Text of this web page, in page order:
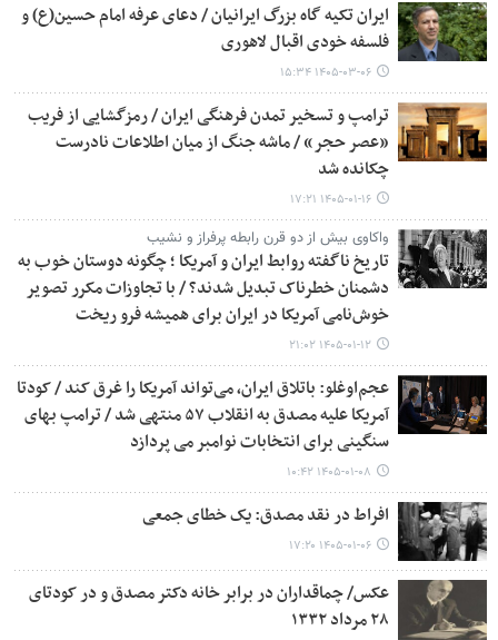
ایران تکیه گاه بزرگ ایرانیان / دعای عرفه امام حسین(ع) و
فلسفه خودی اقبال لاهوری
۱۴۰۵-۰۳-۰۶ ۱۵:۳۴
ترامپ و تسخیر تمدن فرهنگی ایران / رمزگشایی از فریب
«عصر حجر» / ماشه جنگ از میان اطلاعات نادرست
چکانده شد
۱۴۰۵-۰۱-۱۶ ۱۷:۲۱
واکاوی بیش از دو قرن رابطه پرفراز و نشیب
تاریخ ناگفته روابط ایران و آمریکا ؛ چگونه دوستان خوب به
دشمنان خطرناک تبدیل شدند؟ / با تجاوزات مکرر تصویر
خوش‌نامی آمریکا در ایران برای همیشه فرو ریخت
۱۴۰۵-۰۱-۱۲ ۲۱:۰۲
عجم‌اوغلو: باتلاق ایران، می‌تواند آمریکا را غرق کند / کودتا
آمریکا علیه مصدق به انقلاب ۵۷ منتهی شد / ترامپ بهای
سنگینی برای انتخابات نوامبر می پردازد
۱۴۰۵-۰۱-۰۸ ۱۰:۴۲
افراط در نقد مصدق: یک خطای جمعی
۱۴۰۵-۰۱-۰۶ ۱۷:۲۰
عکس/ چماقداران در برابر خانه دکتر مصدق و در کودتای
۲۸ مرداد ۱۳۳۲